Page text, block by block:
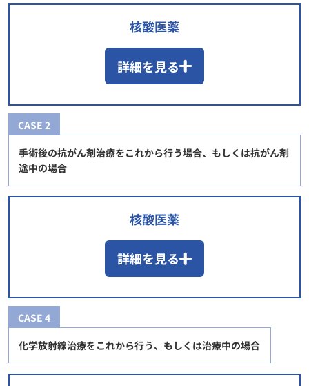
核酸医薬
詳細を見る
CASE 2
手術後の抗がん剤治療をこれから行う場合、もしくは抗がん剤
途中の場合
核酸医薬
詳細を見る
CASE 4
化学放射線治療をこれから行う、もしくは治療中の場合